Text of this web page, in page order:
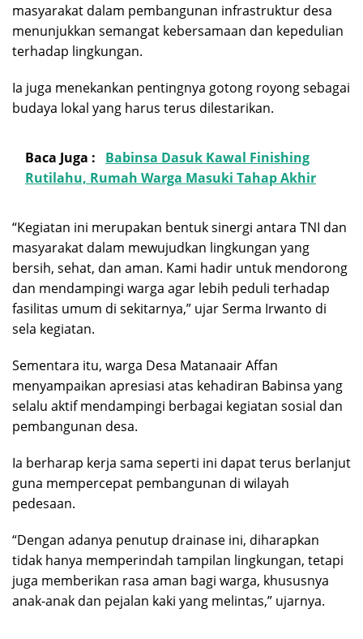
masyarakat dalam pembangunan infrastruktur desa
menunjukkan semangat kebersamaan dan kepedulian
terhadap lingkungan.
Ia juga menekankan pentingnya gotong royong sebagai
budaya lokal yang harus terus dilestarikan.
Baca Juga :
Babinsa Dasuk Kawal Finishing
Rutilahu, Rumah Warga Masuki Tahap Akhir
“Kegiatan ini merupakan bentuk sinergi antara TNI dan
masyarakat dalam mewujudkan lingkungan yang
bersih, sehat, dan aman. Kami hadir untuk mendorong
dan mendampingi warga agar lebih peduli terhadap
fasilitas umum di sekitarnya,” ujar Serma Irwanto di
sela kegiatan.
Sementara itu, warga Desa Matanaair Affan
menyampaikan apresiasi atas kehadiran Babinsa yang
selalu aktif mendampingi berbagai kegiatan sosial dan
pembangunan desa.
Ia berharap kerja sama seperti ini dapat terus berlanjut
guna mempercepat pembangunan di wilayah
pedesaan.
“Dengan adanya penutup drainase ini, diharapkan
tidak hanya memperindah tampilan lingkungan, tetapi
juga memberikan rasa aman bagi warga, khususnya
anak-anak dan pejalan kaki yang melintas,” ujarnya.